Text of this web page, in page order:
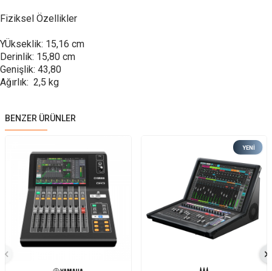
Fiziksel Özellikler
YÜkseklik: 15,16 cm
Derinlik: 15,80 cm
Genişlik: 43,80
Ağırlık: 2,5 kg
BENZER ÜRÜNLER
YENI